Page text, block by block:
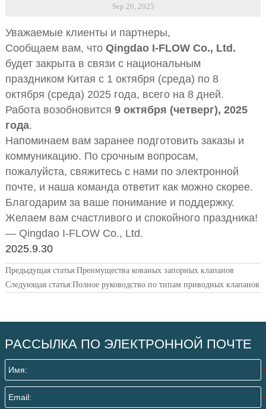
Sep 26, 2025
Уважаемые клиенты и партнеры,
Сообщаем вам, что Qingdao I-FLOW Co., Ltd.
будет закрыта в связи с национальным
праздником Китая с 1 октября (среда) по 8
октября (среда) 2025 года, всего на 8 дней.
Работа возобновится 9 октября (четверг), 2025
года.
Напоминаем вам заранее подготовить заказы и
коммуникацию. По срочным вопросам,
пожалуйста, свяжитесь с нами по электронной
почте, и наша команда ответит как можно скорее.
Благодарим за ваше понимание и поддержку.
Желаем вам счастливого и спокойного праздника!
— Qingdao I-FLOW Co., Ltd.
2025.9.30
Предыдущая статья:Преимущества кованых запорных клапанов
Следующая статья:Полное руководство по типам приводных клапанов
РАССЫЛКА ПО ЭЛЕКТРОННОЙ ПОЧТЕ